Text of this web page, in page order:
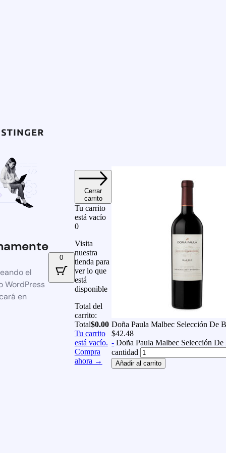
el
WordPress
en
0
Cerrar
carrito
Tu carrito
está vacío
0
Visita
nuestra
tienda para
ver lo que
está
disponible
Total del
carrito:
Total$0.00
Tu carrito
está vacío.
Compra
ahora →
Doña Paula Malbec Selección De
$42.48
- Doña Paula Malbec Selección De
cantidad
Añadir al carrito